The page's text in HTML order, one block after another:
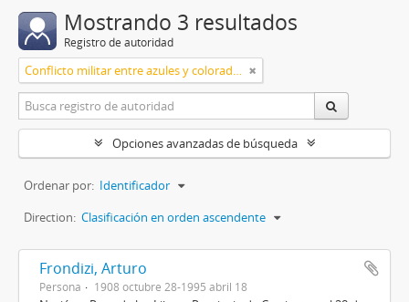
Mostrando 3 resultados
Registro de autoridad
Conflicto militar entre azules y colorados
Opciones avanzadas de búsqueda
Ordenar por: Identificador
Direction: Clasificación en orden ascendente
Frondizi, Arturo
Persona 1908 octubre 28-1995 abril 18